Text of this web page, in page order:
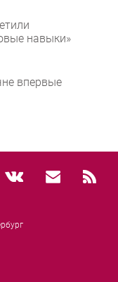
навыки»
впервые